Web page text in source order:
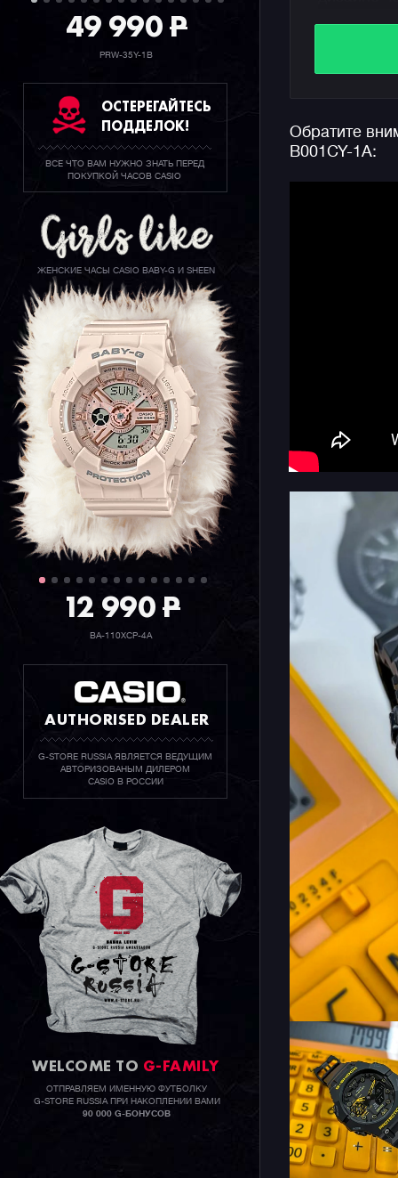
49 990P
PRW-35Y-1B
ОСТЕРЕГАЙТЕСЬ
ПОДДЕЛОК!
ВСЕ ЧТО ВАМ НУЖНО ЗНАТЬ ПЕРЕД
ПОКУПКОЙ ЧАСОВ CASIO
ЖЕНСКИЕ ЧАСЫ CASIO BABY-G И SHEEN
12 990P
BA-110XCP-4A
AUTHORISED DEALER
G-STORE RUSSIA ЯВЛЯЕТСЯ ВЕДУЩИМ
АВТОРИЗОВАНЫМ ДИЛЕРОМ
CASIO В РОССИИ
WELCOME TO G-FAMILY
ОТПРАВЛЯЕМ ИМЕННУЮ ФУТБОЛКУ
G-STORE RUSSIA ПРИ НАКОПЛЕНИИ ВАМИ
90 000 G-БОНУСОВ
На борту
часовые
часами.
русского
Конечно
метров,
времени,
двойную
Обратите
B001CY-1A: